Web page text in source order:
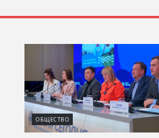
ОБЩЕСТВО